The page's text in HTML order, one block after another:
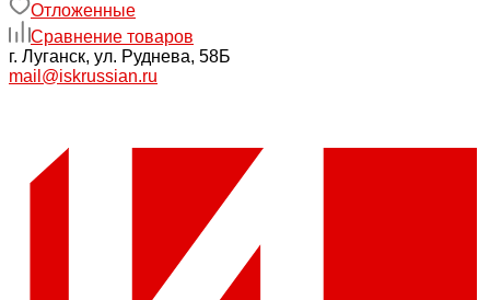
Отложенные
Сравнение товаров
г. Луганск, ул. Руднева, 58Б
mail@iskrussian.ru